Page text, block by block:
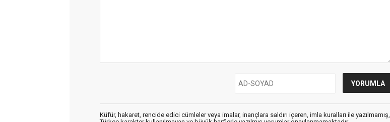
Küfür, hakaret, rencide edici cümleler veya imalar, inançlara saldırı içeren, imla kuralları ile yazılmamış,